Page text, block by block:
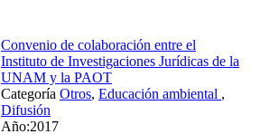
Convenio de colaboración entre el
Instituto de Investigaciones Jurídicas de la
UNAM y la PAOT
Categoría Otros, Educación ambiental ,
Difusión
Año:2017